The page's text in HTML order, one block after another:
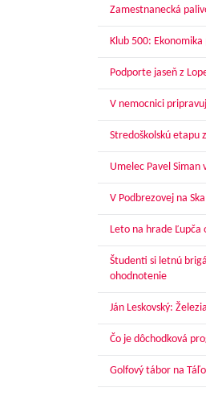
Zamestnanecká
Klub 500:
Podporte jaseň z
V nemocnici
Stredoškolskú etapu
Umelec Pavel
V Podbrezovej na
Leto na hrade
Študenti si letnú
ohodnotenie
Ján Leskovský:
Čo je dôchodková
Golfový tábor na